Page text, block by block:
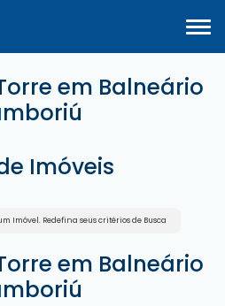
em Balneário
Imóveis
Imóvel. Redefina seus critérios de Busca
em Balneário